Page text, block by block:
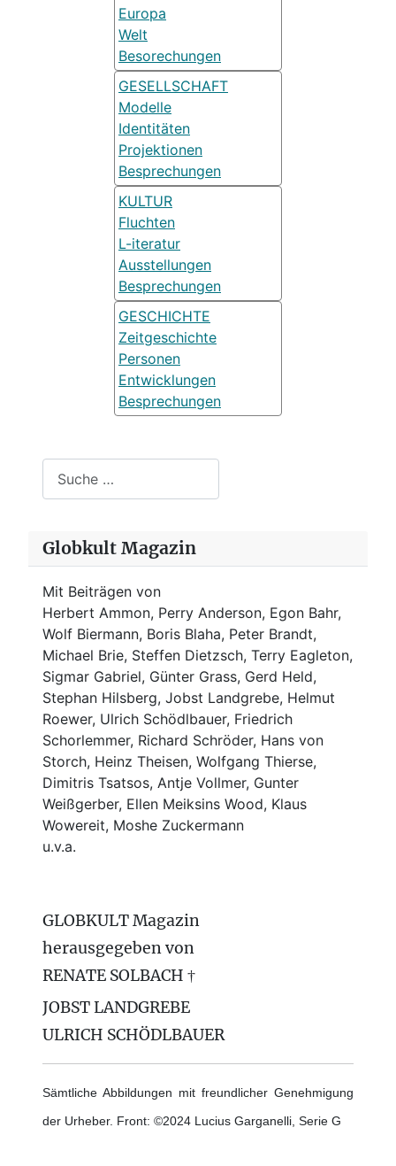
Europa
Welt
Besorechungen
GESELLSCHAFT
Modelle
Identitäten
Projektionen
Besprechungen
KULTUR
Fluchten
L-iteratur
Ausstellungen
Besprechungen
GESCHICHTE
Zeitgeschichte
Personen
Entwicklungen
Besprechungen
Globkult Magazin
Mit Beiträgen von
Herbert Ammon, Perry Anderson, Egon Bahr,
Wolf Biermann, Boris Blaha, Peter Brandt,
Michael Brie, Steffen Dietzsch, Terry Eagleton,
Sigmar Gabriel, Günter Grass, Gerd Held,
Stephan Hilsberg, Jobst Landgrebe, Helmut
Roewer, Ulrich Schödlbauer, Friedrich
Schorlemmer, Richard Schröder, Hans von
Storch, Heinz Theisen, Wolfgang Thierse,
Dimitris Tsatsos, Antje Vollmer, Gunter
Weißgerber, Ellen Meiksins Wood, Klaus
Wowereit, Moshe Zuckermann
u.v.a.
GLOBKULT Magazin
herausgegeben von
RENATE SOLBACH †
JOBST LANDGREBE
ULRICH SCHÖDLBAUER
Sämtliche Abbildungen mit freundlicher Genehmigung
der Urheber. Front: ©2024 Lucius Garganelli, Serie G